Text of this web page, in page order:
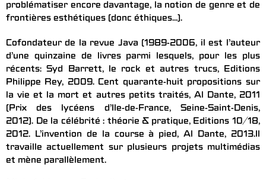
problématiser encore davantage, la notion de genre et de
frontières esthétiques (donc éthiques…).
Cofondateur de la revue Java (1989-2006, il est l’auteur
d’une quinzaine de livres parmi lesquels, pour les plus
récents: Syd Barrett, le rock et autres trucs, Editions
Philippe Rey, 2009. Cent quarante-huit propositions sur
la vie et la mort et autres petits traités, Al Dante, 2011
(Prix des lycéens d’Ile-de-France, Seine-Saint-Denis,
2012). De la célébrité : théorie & pratique, Editions 10/18,
2012. L’invention de la course à pied, Al Dante, 2013.Il
travaille actuellement sur plusieurs projets multimédias
et mène parallèlement.